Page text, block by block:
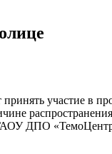
участие в
ДПО